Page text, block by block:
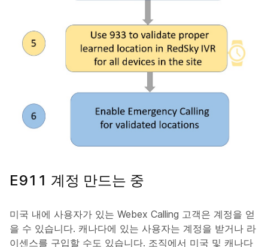
E911 계정 만드는 중
미국 내에 사용자가 있는 Webex Calling 고객은 계정을 얻
을 수 있습니다. 캐나다에 있는 사용자는 계정을 받거나 라
이센스를 구입할 수도 있습니다. 조직에서 미국 및 캐나다